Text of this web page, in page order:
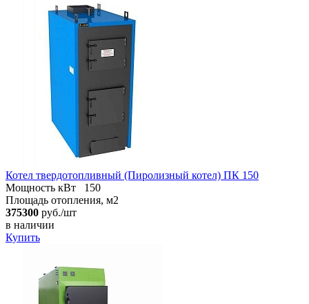
Котел твердотопливный (Пиролизный котел) ПК 150
Мощность кВт
150
Площадь отопления, м2
375300 руб./шт
в наличии
Купить